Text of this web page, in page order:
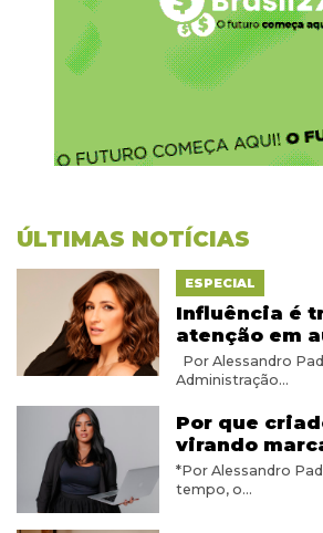
ÚLTIMAS NOTÍCIAS
ESPECIAL
Influência é
atenção em
Por Alessandro
Administração...
Por que
virando
*Por Alessandro
tempo, o...